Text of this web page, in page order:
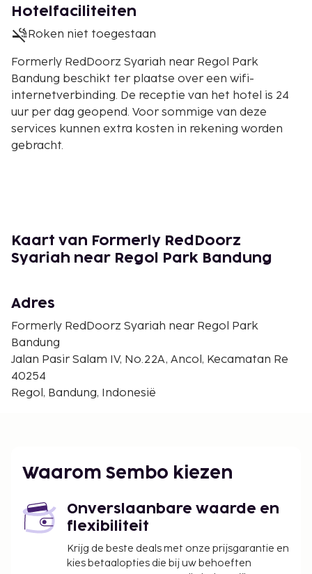
Hotelfaciliteiten
Roken niet toegestaan
Formerly RedDoorz Syariah near Regol Park
Bandung beschikt ter plaatse over een wifi-
internetverbinding. De receptie van het hotel is 24
uur per dag geopend. Voor sommige van deze
services kunnen extra kosten in rekening worden
gebracht.
Kaart van Formerly RedDoorz
Syariah near Regol Park Bandung
Adres
Formerly RedDoorz Syariah near Regol Park
Bandung
Jalan Pasir Salam IV, No.22A, Ancol, Kecamatan Re
40254
Regol, Bandung, Indonesië
Waarom Sembo kiezen
Onverslaanbare waarde en
flexibiliteit
Krijg de beste deals met onze prijsgarantie en
kies betaalopties die bij uw behoeften